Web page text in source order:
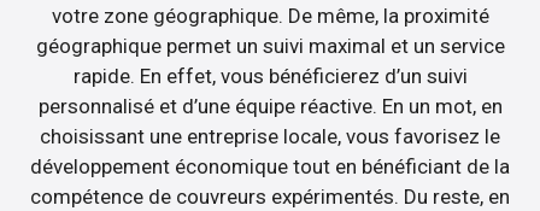
votre zone géographique. De même, la proximité
géographique permet un suivi maximal et un service
rapide. En effet, vous bénéficierez d’un suivi
personnalisé et d’une équipe réactive. En un mot, en
choisissant une entreprise locale, vous favorisez le
développement économique tout en bénéficiant de la
compétence de couvreurs expérimentés. Du reste, en